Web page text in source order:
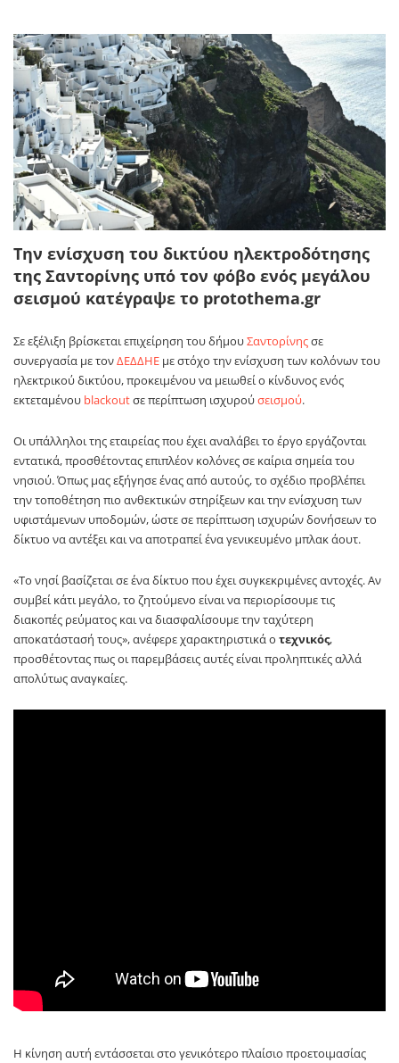
Την ενίσχυση του δικτύου ηλεκτροδότησης
της Σαντορίνης υπό τον φόβο ενός μεγάλου
σεισμού κατέγραψε το protothema.gr
Σε εξέλιξη βρίσκεται επιχείρηση του δήμουΣαντορίνηςσε
συνεργασία με τονΔΕΔΔΗΕ με στόχο την ενίσχυση των κολόνων του
ηλεκτρικού δικτύου, προκειμένου να μειωθεί ο κίνδυνος ενός
εκτεταμένου blackoutσε περίπτωση ισχυρούσεισμού.
Οι υπάλληλοι της εταιρείας που έχει αναλάβει το έργο εργάζονται
εντατικά, προσθέτοντας επιπλέον κολόνες σε καίρια σημεία του
νησιού. Όπως μας εξήγησε ένας από αυτούς, το σχέδιο προβλέπει
την τοποθέτηση πιο ανθεκτικών στηρίξεων και την ενίσχυση των
υφιστάμενων υποδομών, ώστε σε περίπτωση ισχυρών δονήσεων το
δίκτυο να αντέξει και να αποτραπεί ένα γενικευμένο μπλακ άουτ.
«Το νησί βασίζεται σε ένα δίκτυο που έχει συγκεκριμένες αντοχές. Αν
συμβεί κάτι μεγάλο, το ζητούμενο είναι να περιορίσουμε τις
διακοπές ρεύματος και να διασφαλίσουμε την ταχύτερη
αποκατάστασή τους», ανέφερε χαρακτηριστικά ο τεχνικός,
προσθέτοντας πως οι παρεμβάσεις αυτές είναι προληπτικές αλλά
απολύτως αναγκαίες.
Η κίνηση αυτή εντάσσεται στο γενικότερο πλαίσιο προετοιμασίας